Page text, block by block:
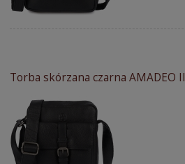
Torba skórzana czarna AMADEO II